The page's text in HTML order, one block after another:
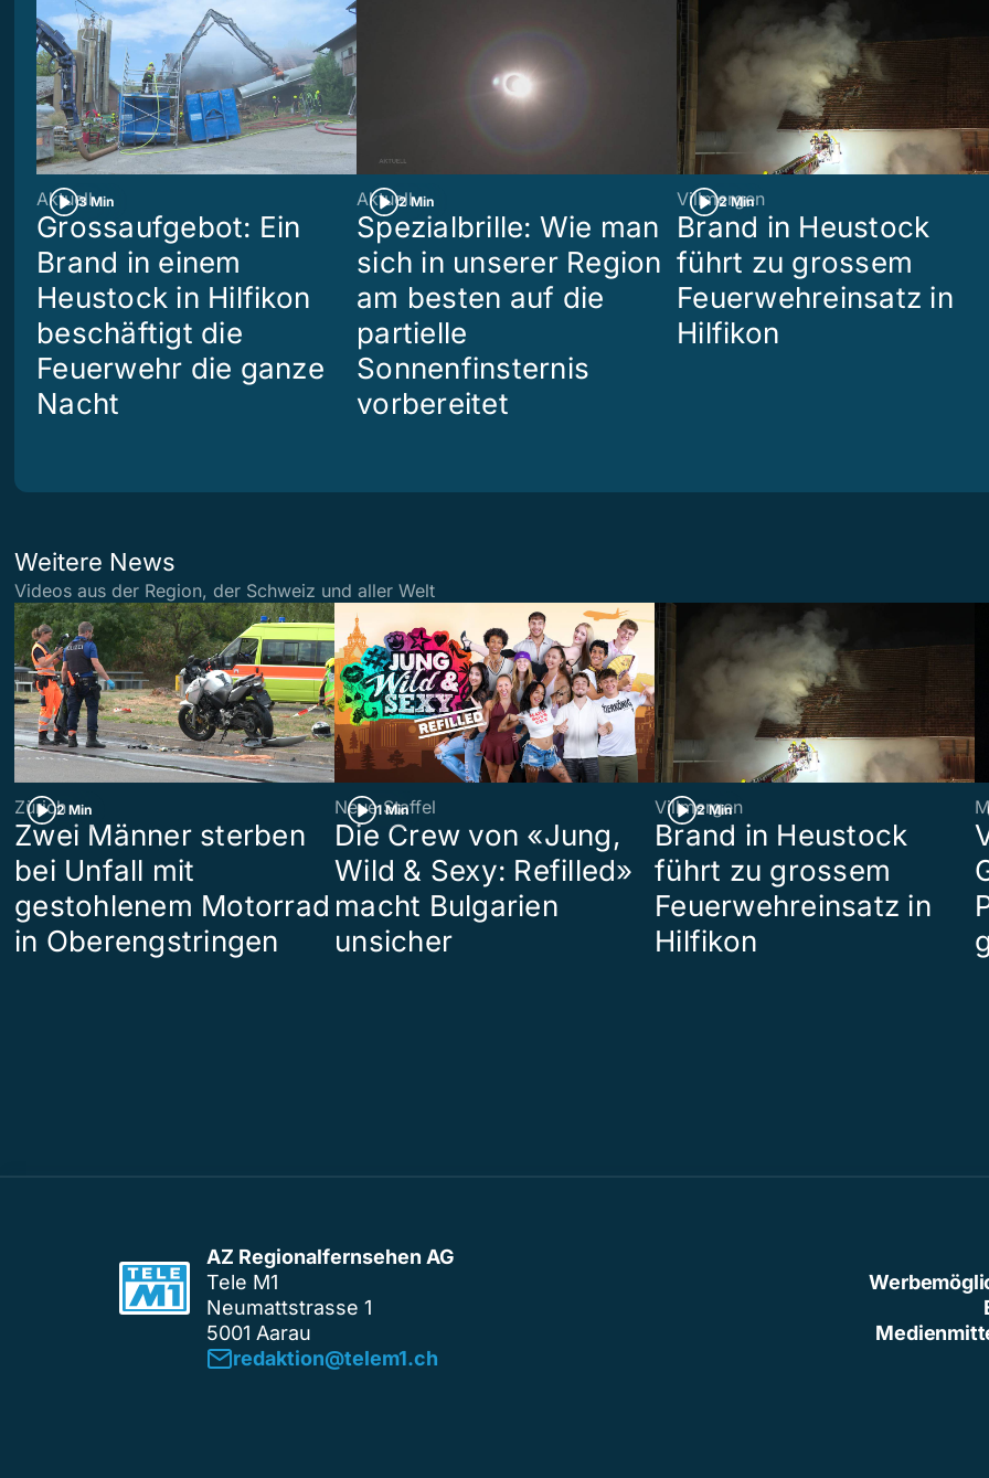
3 Min
Aktuell
Grossaufgebot: Ein
Brand in einem
Heustock in Hilfikon
beschäftigt die
Feuerwehr die ganze
Nacht
2 Min
Aktuell
Spezialbrille: Wie man
sich in unserer Region
am besten auf die
partielle
Sonnenfinsternis
vorbereitet
2 Min
Villmergen
Brand in Heustock
führt zu grossem
Feuerwehreinsatz in
Hilfikon
Weitere News
Videos aus der Region, der Schweiz und aller Welt
2 Min
Zürich
Zwei Männer sterben
bei Unfall mit
gestohlenem Motorrad
in Oberengstringen
1 Min
Neue Staffel
Die Crew von «Jung,
Wild & Sexy: Refilled»
macht Bulgarien
unsicher
2 Min
Villmergen
Brand in Heustock
führt zu grossem
Feuerwehreinsatz in
Hilfikon
AZ Regionalfernsehen AG
Tele M1
Neumattstrasse 1
5001 Aarau
redaktion@telem1.ch